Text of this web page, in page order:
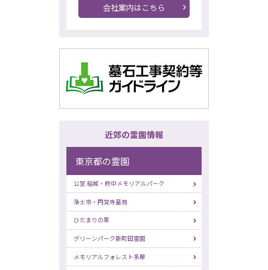
会社案内はこちら
近郊の霊園情報
東京都の霊園
公営 稲城・府中メモリアルパーク
浄土宗・円覚寺墓苑
ひだまりの里
グリーンパーク新町田霊園
メモリアルフォレスト多摩